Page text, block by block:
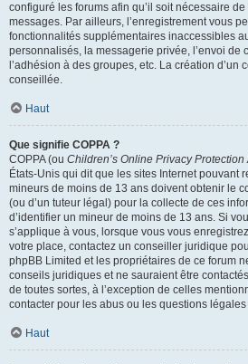
configuré les forums afin qu’il soit nécessaire
messages. Par ailleurs, l’enregistrement vous
fonctionnalités supplémentaires inaccessibles
personnalisés, la messagerie privée, l’envoi de
l’adhésion à des groupes, etc. La création d’un
conseillée.
Haut
Que signifie COPPA ?
COPPA (ou Children’s Online Privacy Protection
États-Unis qui dit que les sites Internet pouvant
mineurs de moins de 13 ans doivent obtenir le
(ou d’un tuteur légal) pour la collecte de ces
d’identifier un mineur de moins de 13 ans. Si
s’applique à vous, lorsque vous vous
votre place, contactez un conseiller juridique
phpBB Limited et les propriétaires de ce forum
conseils juridiques et ne sauraient être
de toutes sortes, à l’exception de celles
contacter pour les abus ou les questions
Haut